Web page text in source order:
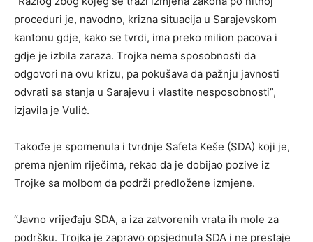
proceduri je, navodno, krizna situacija u Sarajevskom
kantonu gdje, kako se tvrdi, ima preko milion pacova i
gdje je izbila zaraza. Trojka nema sposobnosti da
odgovori na ovu krizu, pa pokušava da pažnju javnosti
odvrati sa stanja u Sarajevu i vlastite nesposobnosti”,
izjavila je Vulić.
Takođe je spomenula i tvrdnje Safeta Keše (SDA) koji je,
prema njenim riječima, rekao da je dobijao pozive iz
Trojke sa molbom da podrži predložene izmjene.
“Javno vrijeđaju SDA, a iza zatvorenih vrata ih mole za
podršku. Trojka je zapravo opsjednuta SDA i ne prestaje